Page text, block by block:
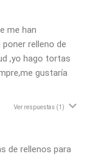
me han
relleno de
,yo hago tortas
gustaría
Ver respuestas (1)
de rellenos para